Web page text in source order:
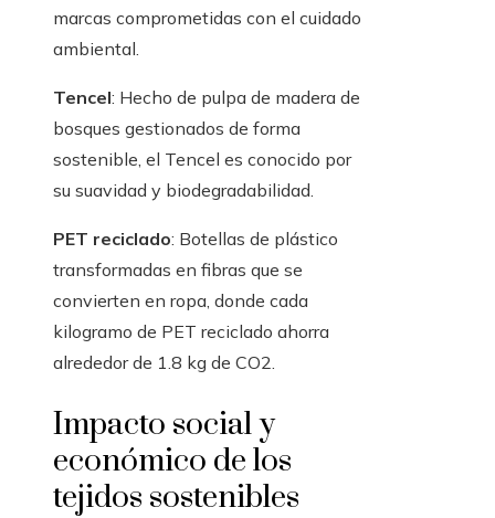
marcas comprometidas con el cuidado
ambiental.
Tencel: Hecho de pulpa de madera de
bosques gestionados de forma
sostenible, el Tencel es conocido por
su suavidad y biodegradabilidad.
PET reciclado: Botellas de plástico
transformadas en fibras que se
convierten en ropa, donde cada
kilogramo de PET reciclado ahorra
alrededor de 1.8 kg de CO2.
Impacto social y
económico de los
tejidos sostenibles